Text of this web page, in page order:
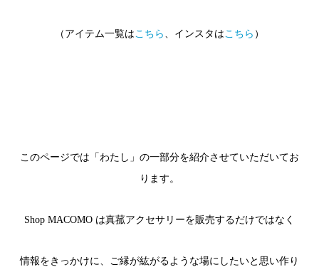
（アイテム一覧はこちら 、インスタはこちら ）
このページでは「わたし」の一部分を紹介させていただいてお
ります。
Shop MACOMO は真菰アクセサリーを販売するだけではなく
情報をきっかけに、ご縁が紘がるような場にしたいと思い作り